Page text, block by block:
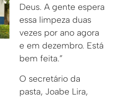
Deus. A gente espera
essa limpeza duas
vezes por ano agora
e em dezembro. Está
bem feita.”
O secretário da
pasta, Joabe Lira,